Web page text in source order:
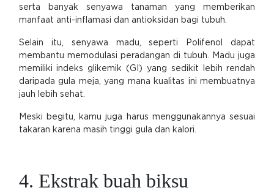
serta banyak senyawa tanaman yang memberikan
manfaat anti-inflamasi dan antioksidan bagi tubuh.
Selain itu, senyawa madu, seperti Polifenol dapat
membantu memodulasi peradangan di tubuh. Madu juga
memiliki indeks glikemik (GI) yang sedikit lebih rendah
daripada gula meja, yang mana kualitas ini membuatnya
jauh lebih sehat.
Meski begitu, kamu juga harus menggunakannya sesuai
takaran karena masih tinggi gula dan kalori.
4. Ekstrak buah biksu